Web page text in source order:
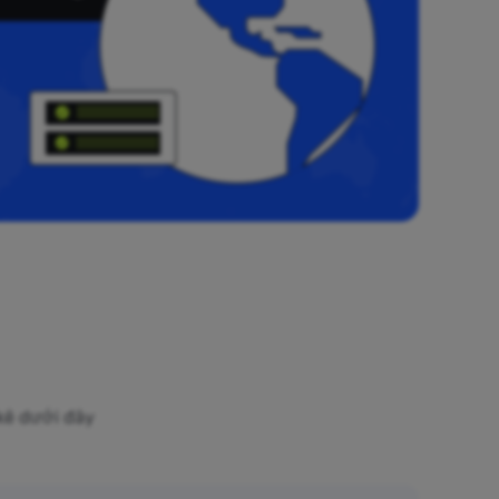
dưới đây